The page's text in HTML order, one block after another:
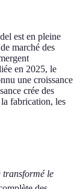
est en pleine
marché des
en 2025, le
une croissance
crée des
fabrication, les
transformé le